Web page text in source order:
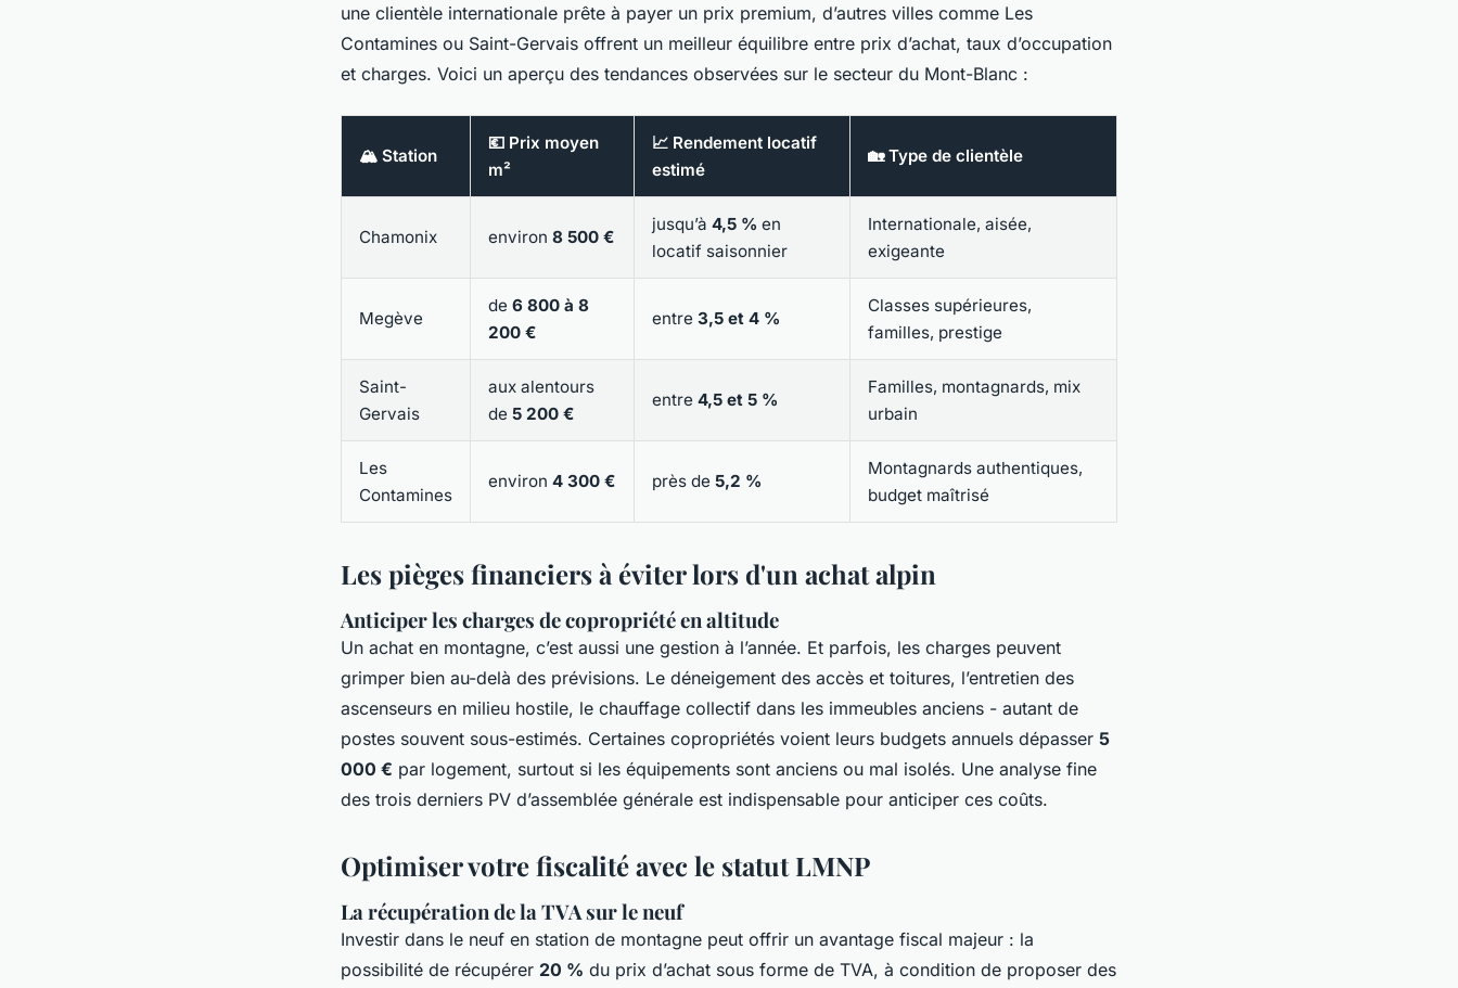
une clientèle internationale prête à payer un prix premium, d’autres villes comme Les
Contamines ou Saint-Gervais offrent un meilleur équilibre entre prix d’achat, taux d’occupation
et charges. Voici un aperçu des tendances observées sur le secteur du Mont-Blanc :
🏔️ Station
💶 Prix moyen
m²
📈 Rendement locatif
estimé
🏡 Type de clientèle
Chamonix environ 8 500 €
jusqu’à 4,5 % en
locatif saisonnier
Internationale, aisée,
exigeante
Megève
de 6 800 à 8
200 €
entre 3,5 et 4 %
Classes supérieures,
familles, prestige
Saint-
Gervais
aux alentours
de 5 200 €
entre 4,5 et 5 %
Familles, montagnards, mix
urbain
Les
Contamines
environ 4 300 € près de 5,2 %
Montagnards authentiques,
budget maîtrisé
Les pièges financiers à éviter lors d'un achat alpin
Anticiper les charges de copropriété en altitude
Un achat en montagne, c’est aussi une gestion à l’année. Et parfois, les charges peuvent
grimper bien au-delà des prévisions. Le déneigement des accès et toitures, l’entretien des
ascenseurs en milieu hostile, le chauffage collectif dans les immeubles anciens - autant de
postes souvent sous-estimés. Certaines copropriétés voient leurs budgets annuels dépasser 5
000 € par logement, surtout si les équipements sont anciens ou mal isolés. Une analyse fine
des trois derniers PV d’assemblée générale est indispensable pour anticiper ces coûts.
Optimiser votre fiscalité avec le statut LMNP
La récupération de la TVA sur le neuf
Investir dans le neuf en station de montagne peut offrir un avantage fiscal majeur : la
possibilité de récupérer 20 % du prix d’achat sous forme de TVA, à condition de proposer des